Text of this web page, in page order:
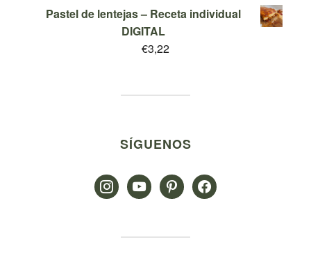
Pastel de lentejas – Receta individual
DIGITAL
€3,22
SÍGUENOS
instagramyoutubepinterestfacebook